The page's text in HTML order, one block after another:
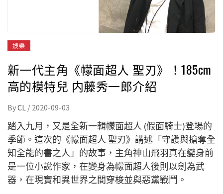
娛樂
新一代主角《幪面超人 聖刃》！185cm
高的模特兒 内藤秀一郎介紹
ByCL / 2020-09-03
踏入九月，又是全新一輯幪面超人 (假面騎士)登場的
季節。這次的《幪面超人 聖刃》講述「守護與搶奪全
知全能的書之人」的故事，主角神山飛羽真在變身前
是一位小說作家，在變身為幪面超人後則以劍為武
器，在現實和異世界之間穿梭並與惡黨戰鬥。